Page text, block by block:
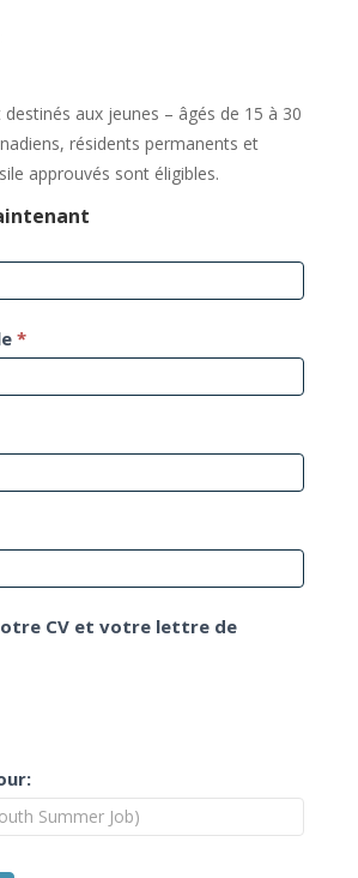
aux jeunes – âgés de 15 à 30
résidents permanents et
approuvés sont éligibles.
*
CV et votre lettre de